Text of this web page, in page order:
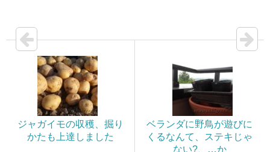
ジャガイモの収穫、掘り
かたも上達しました
ベランダに野鳥が遊びに
くるなんて、ステキじゃ
ない?、…か